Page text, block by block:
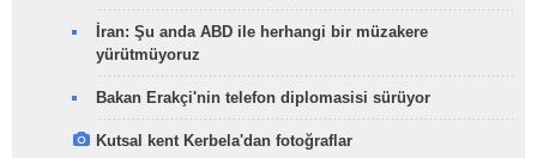
İran: Şu anda ABD ile herhangi bir müzakere
yürütmüyoruz
Bakan Erakçi'nin telefon diplomasisi sürüyor
Kutsal kent Kerbela'dan fotoğraflar